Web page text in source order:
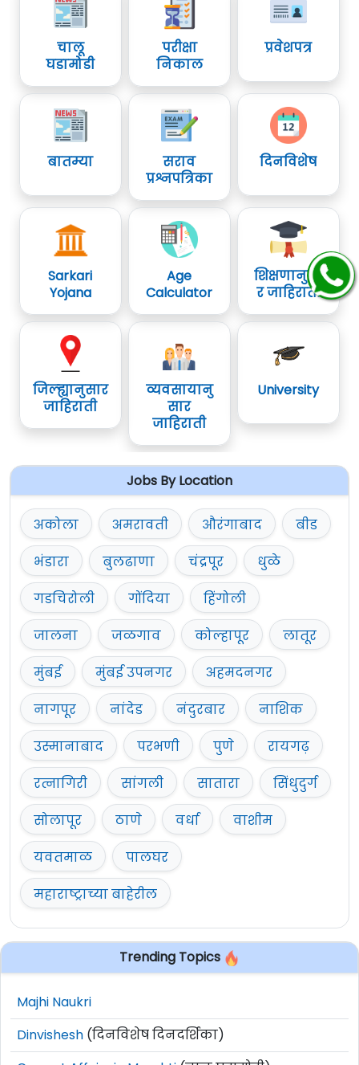
चालू
घडामोडी
परीक्षा
निकाल
प्रवेशपत्र
बातम्या
सराव
प्रश्नपत्रिका
दिनविशेष
Sarkari
Yojana
Age
Calculator
शिक्षणानुसा
र जाहिराती
जिल्ह्यानुसार
जाहिराती
व्यवसायानु
सार
जाहिराती
University
Jobs By Location
अकोला अमरावती औरंगाबाद
बीड
भंडारा
बुलढाणा चंद्रपूर
धुळे
गडचिरोली
गोंदिया
हिंगोली
जालना
जळगाव कोल्हापूर
लातूर
मुंबई
मुंबई उपनगर
अहमदनगर
नागपूर
नांदेड नंदुरबार
नाशिक
उस्मानाबाद
परभणी पुणे
रायगढ़
रत्नागिरी
सांगली सातारा
सिंधुदुर्ग
सोलापूर
ठाणे वर्धा
वाशीम
यवतमाळ
पालघर
महाराष्ट्राच्या बाहेरील
Trending Topics
Majhi Naukri
Dinvishesh (दिनविशेष दिनदर्शिका)